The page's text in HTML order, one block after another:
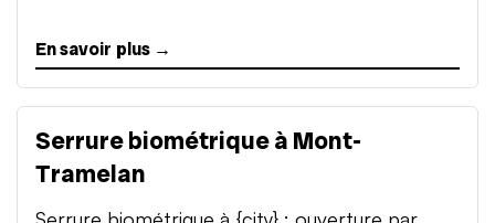
En savoir plus →
Serrure biométrique à Mont-
Tramelan